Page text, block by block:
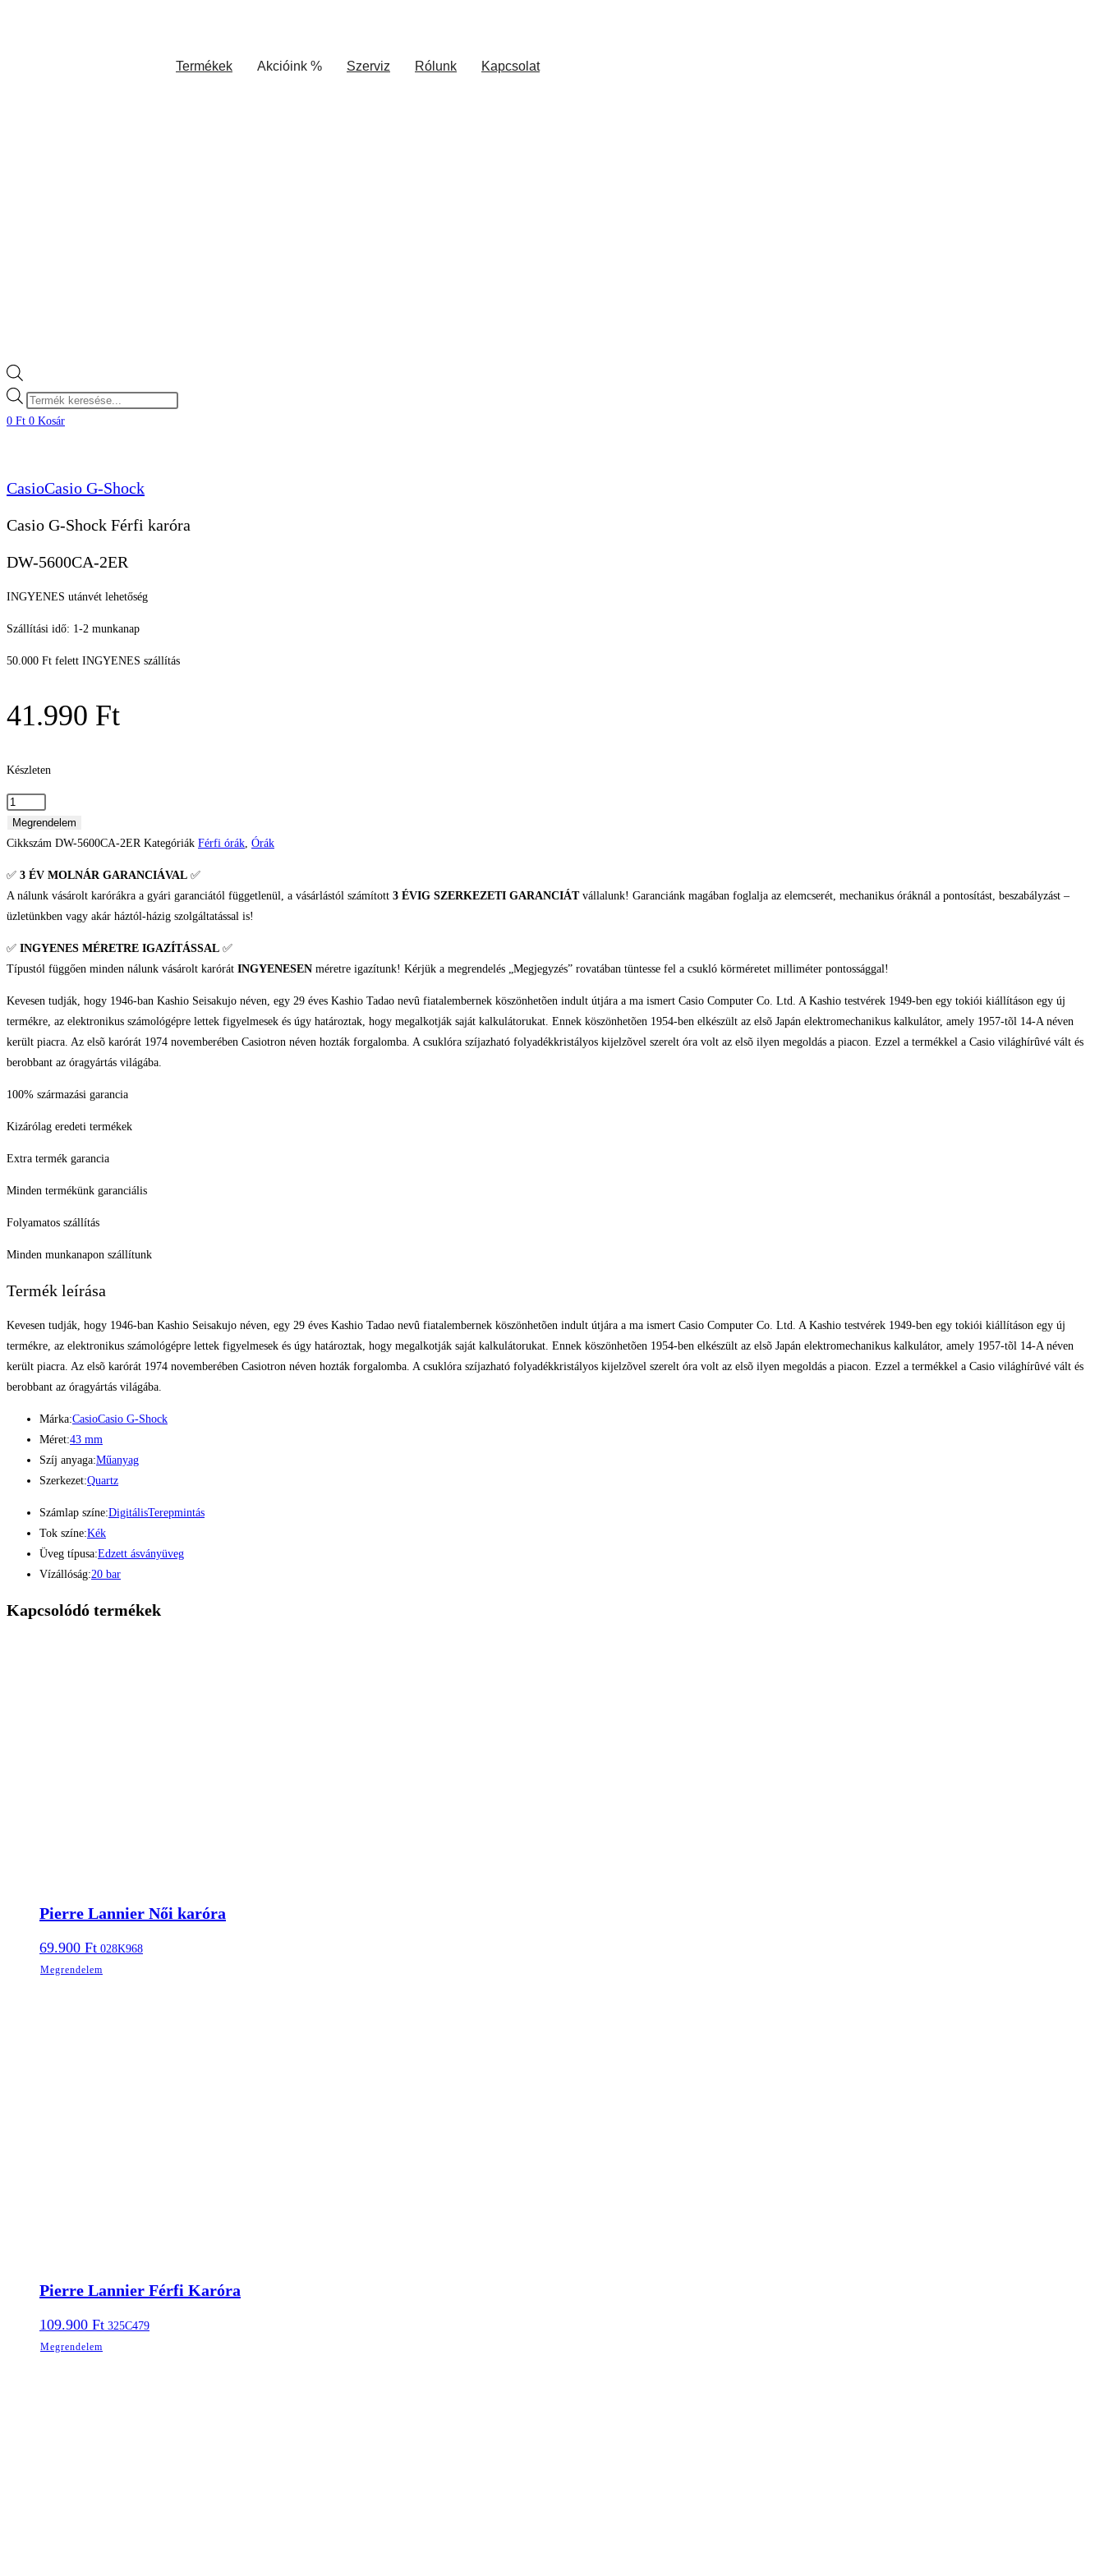
Termékek Akcióink % Szerviz Rólunk Kapcsolat
Products
search
0 Ft 0 Kosár
CasioCasio G-Shock
Casio G-Shock Férfi karóra
DW-5600CA-2ER
INGYENES utánvét lehetőség
Szállítási idő: 1-2 munkanap
50.000 Ft felett INGYENES szállítás
41.990 Ft
Készleten
Casio
G-
Shock
karóra
Megrendelem
Cikkszám DW-5600CA-2ER Kategóriák Férfi órák, Órák
✅ 3 ÉV MOLNÁR GARANCIÁVAL ✅
A nálunk vásárolt karórákra a gyári garanciától függetlenül, a vásárlástól számított 3 ÉVIG SZERKEZETI GARANCIÁTvállalunk! Garanciánk magában foglalja az elemcserét, mechanikus óráknál a pontosítást, beszabályzást –
üzletünkben vagy akár háztól-házig szolgáltatással is!
✅ INGYENES MÉRETRE IGAZÍTÁSSAL ✅
Típustól függően minden nálunk vásárolt karórát INGYENESEN méretre igazítunk! Kérjük a megrendelés „Megjegyzés” rovatában tüntesse fel a csukló körméretet milliméter pontossággal!
Kevesen tudják, hogy 1946-ban Kashio Seisakujo néven, egy 29 éves Kashio Tadao nevû fiatalembernek köszönhetõen indult útjára a ma ismert Casio Computer Co. Ltd. A Kashio testvérek 1949-ben egy tokiói kiállításon egy új
termékre, az elektronikus számológépre lettek figyelmesek és úgy határoztak, hogy megalkotják saját kalkulátorukat. Ennek köszönhetõen 1954-ben elkészült az elsõ Japán elektromechanikus kalkulátor, amely 1957-tõl 14-A néven
került piacra. Az elsõ karórát 1974 novemberében Casiotron néven hozták forgalomba. A csuklóra szíjazható folyadékkristályos kijelzõvel szerelt óra volt az elsõ ilyen megoldás a piacon. Ezzel a termékkel a Casio világhírûvé vált és
berobbant az óragyártás világába.
100% származási garancia
Kizárólag eredeti termékek
Extra termék garancia
Minden termékünk garanciális
Folyamatos szállítás
Minden munkanapon szállítunk
Termék leírása
Kevesen tudják, hogy 1946-ban Kashio Seisakujo néven, egy 29 éves Kashio Tadao nevû fiatalembernek köszönhetõen indult útjára a ma ismert Casio Computer Co. Ltd. A Kashio testvérek 1949-ben egy tokiói kiállításon egy új
termékre, az elektronikus számológépre lettek figyelmesek és úgy határoztak, hogy megalkotják saját kalkulátorukat. Ennek köszönhetõen 1954-ben elkészült az elsõ Japán elektromechanikus kalkulátor, amely 1957-tõl 14-A néven
került piacra. Az elsõ karórát 1974 novemberében Casiotron néven hozták forgalomba. A csuklóra szíjazható folyadékkristályos kijelzõvel szerelt óra volt az elsõ ilyen megoldás a piacon. Ezzel a termékkel a Casio világhírûvé vált és
berobbant az óragyártás világába.
Márka:CasioCasio G-Shock
Méret:43 mm
Szíj anyaga:Műanyag
Szerkezet:Quartz
Számlap színe:DigitálisTerepmintás
Tok színe:Kék
Üveg típusa:Edzett ásványüveg
Vízállóság:20 bar
Kapcsolódó termékek
Pierre Lannier Női karóra
69.900 Ft 028K968
Megrendelem
Pierre Lannier Férfi Karóra
109.900 Ft 325C479
Megrendelem